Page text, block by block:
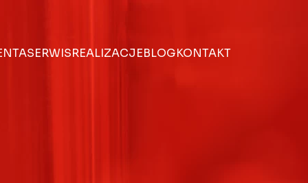
SERWISREALIZACJEBLOGKONTAKT